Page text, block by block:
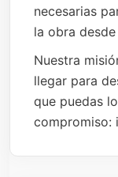
necesarias
la obra
Nuestra
llegar para
que puedas
compromiso: